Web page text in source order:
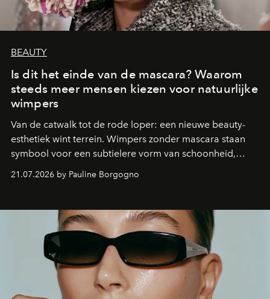
BEAUTY
Is dit het einde van de mascara? Waarom
steeds meer mensen kiezen voor natuurlijke
wimpers
Van de catwalk tot de rode loper: een nieuwe beauty-
esthetiek wint terrein. Wimpers zonder mascara staan
symbool voor een subtielere vorm van schoonheid,
waarin zelfvertrouwen belangrijker is dan een overvloed
aan make-up.
21.07.2026 by Pauline Borgogno